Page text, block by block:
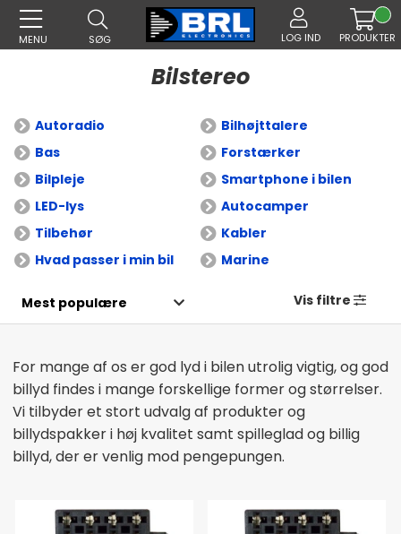
MENU SØG LOG IND PRODUKTER
Bilstereo
Autoradio
Bilhøjttalere
Bas
Forstærker
Bilpleje
Smartphone i bilen
LED-lys
Autocamper
Tilbehør
Kabler
Hvad passer i min bil
Marine
For mange af os er god lyd i bilen utrolig vigtig, og god
billyd findes i mange forskellige former og størrelser.
Vi tilbyder et stort udvalg af produkter og
billydspakker i høj kvalitet samt spilleglad og billig
billyd, der er venlig mod pengepungen.
Vis filtre